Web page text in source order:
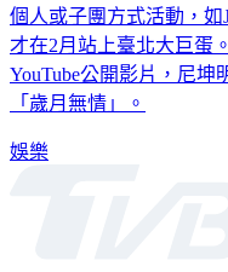
個人或子團方式活動，如
才在2月站上臺北大巨蛋
YouTube公開影片，尼
「歲月無情」。
娛樂